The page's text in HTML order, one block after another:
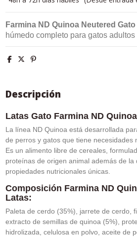
Farmina ND Quinoa Neutered
húmedo completo para gatos
Descripción
Latas Gato Farmina ND
La línea ND Quinoa está desarrollada
de perros y gatos que tiene necesidades
Es un alimento libre de cereales,
proteínas de origen animal además de la
propiedades nutricionales únicas.
Composición Farmina ND
Latas:
Paleta de cerdo (35%), jarrete de cerdo,
extracto de semillas de quinoa (5%),
hidrolizada, celulosa en polvo, aceite de